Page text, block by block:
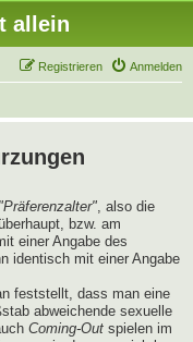
allein
Anmelden
Registrieren
"Präferenzalter", also die
bzw. am
einer Angabe des
identisch mit einer Angabe
feststellt, dass man eine
abweichende sexuelle
Coming-Out spielen im